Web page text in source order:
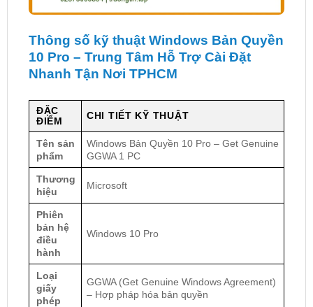
Thông số kỹ thuật Windows Bản Quyền
10 Pro – Trung Tâm Hỗ Trợ Cài Đặt
Nhanh Tận Nơi TPHCM
ĐẶC
ĐIỂM
CHI TIẾT KỸ THUẬT
Tên sản
phẩm
Windows Bản Quyền 10 Pro – Get Genuine
GGWA 1 PC
Thương
hiệu
Microsoft
Phiên
bản hệ
điều
hành
Windows 10 Pro
Loại
giấy
phép
GGWA (Get Genuine Windows Agreement)
– Hợp pháp hóa bản quyền